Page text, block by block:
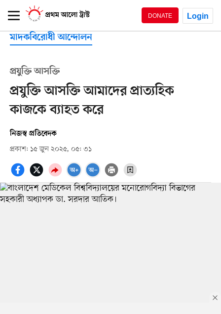
DONATE Login
মাদকবিরোধী আন্দোলন
প্রযুক্তি আসক্তি
প্রযুক্তি আসক্তি আমাদের প্রাত্যহিক
কাজকে ব্যাহত করে
নিজস্ব প্রতিবেদক
প্রকাশ: ১৫ জুন ২০২৫, ০৫: ৩১